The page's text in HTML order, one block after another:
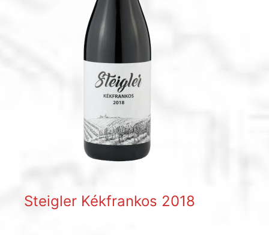
Steigler Kékfrankos 2018